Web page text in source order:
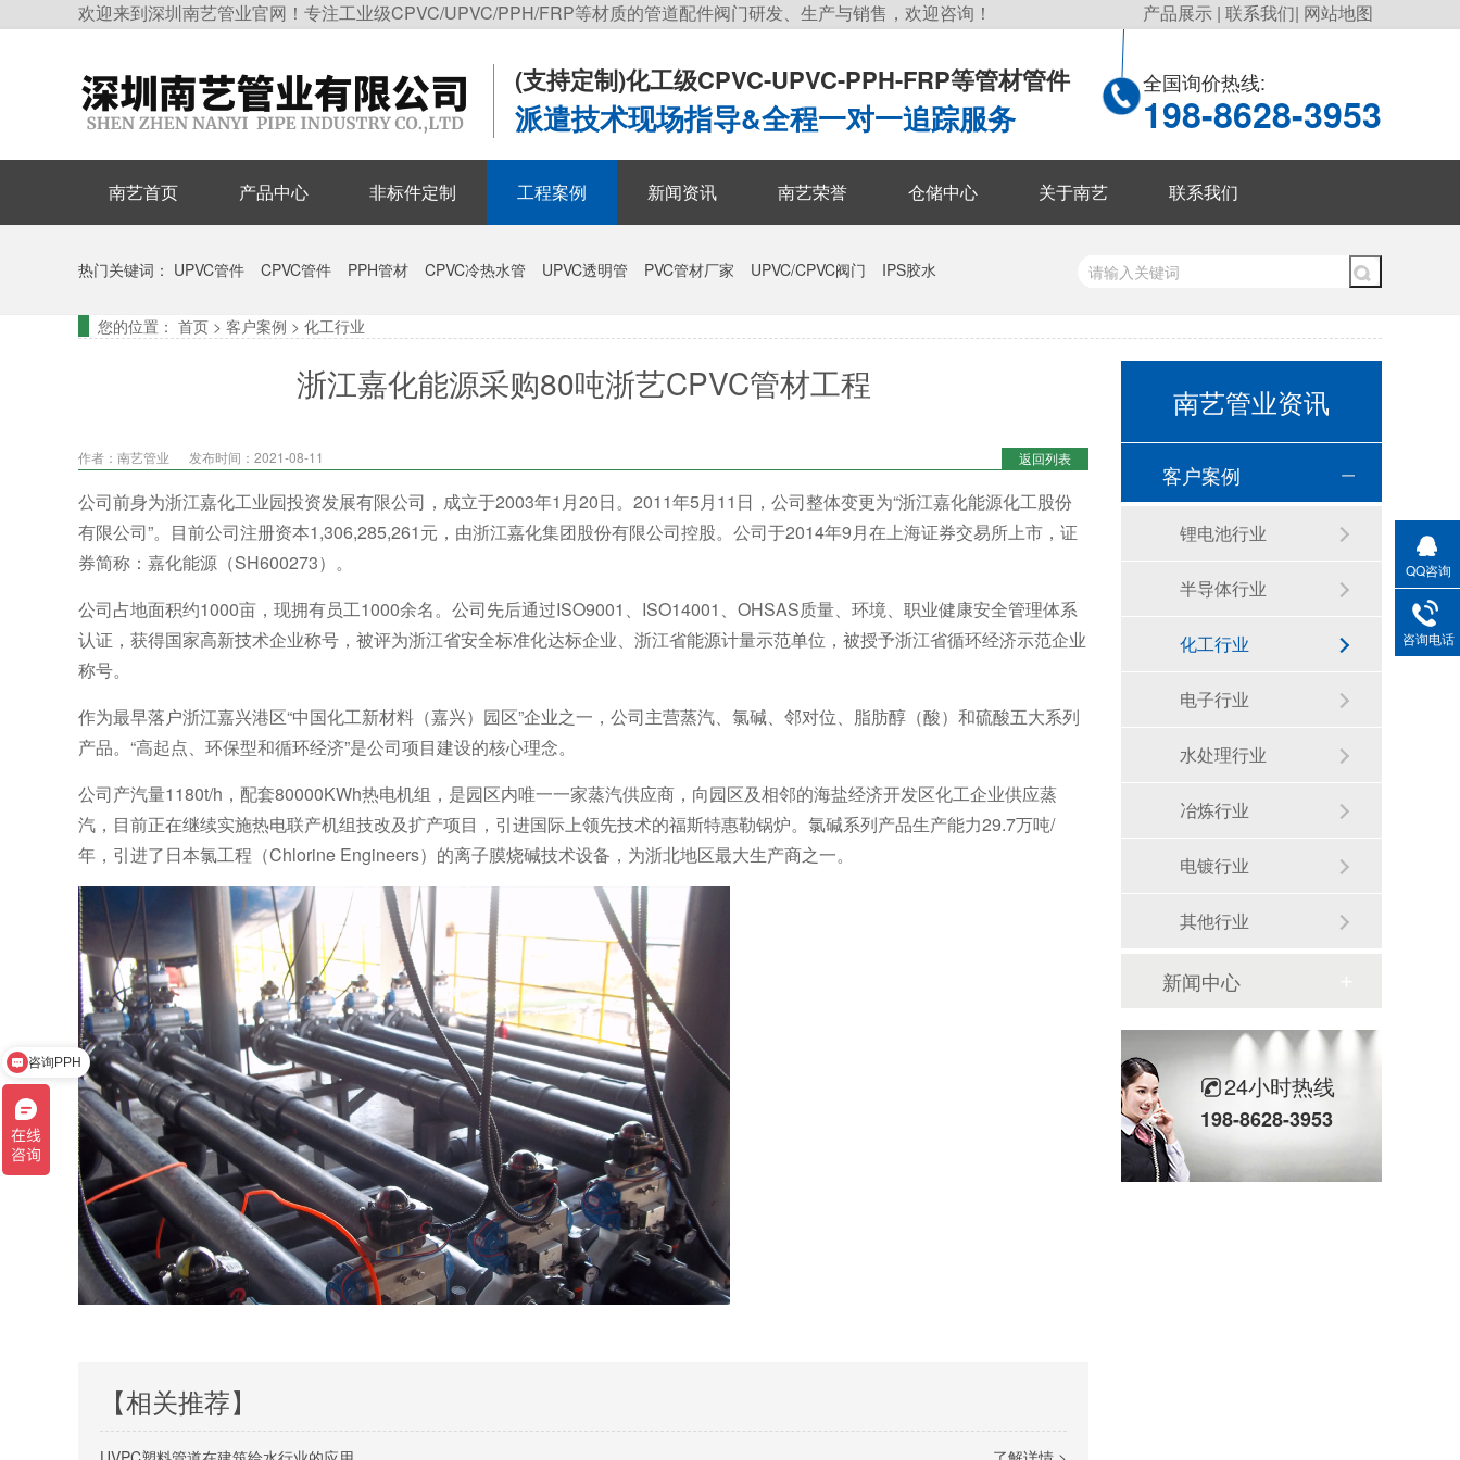
欢迎来到深圳南艺管业官网！专注工业级CPVC/UPVC/PPH/FRP等材质的管道配件阀门研发、生产与销售，欢迎咨询！ 产品展示 | 联系我们| 网站地图
(支持定制)化工级CPVC-UPVC-PPH-FRP等管材管件
派遣技术现场指导&全程一对一追踪服务
全国询价热线:
198-8628-3953
南艺首页 产品中心 非标件定制 工程案例 新闻资讯 南艺荣誉 仓储中心 关于南艺 联系我们
热门关键词： UPVC管件 CPVC管件 PPH管材 CPVC冷热水管 UPVC透明管 PVC管材厂家 UPVC/CPVC阀门 IPS胶水
您的位置： 首页 > 客户案例 > 化工行业
浙江嘉化能源采购80吨浙艺CPVC管材工程
返回列表
作者：南艺管业 发布时间：2021-08-11
公司前身为浙江嘉化工业园投资发展有限公司，成立于2003年1月20日。2011年5月11日，公司整体变更为“浙江嘉化能源化工股份
有限公司”。目前公司注册资本1,306,285,261元，由浙江嘉化集团股份有限公司控股。公司于2014年9月在上海证券交易所上市，证
券简称：嘉化能源（SH600273）。
公司占地面积约1000亩，现拥有员工1000余名。公司先后通过ISO9001、ISO14001、OHSAS质量、环境、职业健康安全管理体系
认证，获得国家高新技术企业称号，被评为浙江省安全标准化达标企业、浙江省能源计量示范单位，被授予浙江省循环经济示范企业
称号。
作为最早落户浙江嘉兴港区“中国化工新材料（嘉兴）园区”企业之一，公司主营蒸汽、氯碱、邻对位、脂肪醇（酸）和硫酸五大系列
产品。“高起点、环保型和循环经济”是公司项目建设的核心理念。
公司产汽量1180t/h，配套80000KWh热电机组，是园区内唯一一家蒸汽供应商，向园区及相邻的海盐经济开发区化工企业供应蒸
汽，目前正在继续实施热电联产机组技改及扩产项目，引进国际上领先技术的福斯特惠勒锅炉。氯碱系列产品生产能力29.7万吨/
年，引进了日本氯工程（Chlorine Engineers）的离子膜烧碱技术设备，为浙北地区最大生产商之一。
【相关推荐】
南艺管业资讯
客户案例
锂电池行业
半导体行业
化工行业
电子行业
水处理行业
冶炼行业
电镀行业
其他行业
新闻中心
24小时热线
198-8628-3953
QQ咨询
咨询电话
咨询PPH